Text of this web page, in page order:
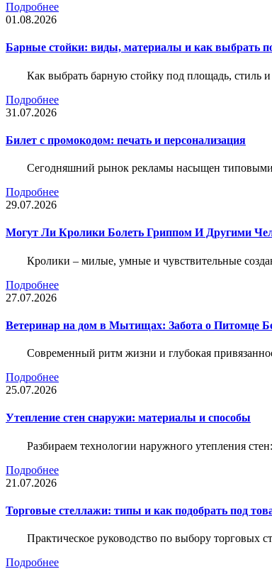
Подробнее
01.08.2026
Барные стойки: виды, материалы и как выбрать
Как выбрать барную стойку под площадь, стиль и
Подробнее
31.07.2026
Билет c промокодом: печать и персонализация
Сегодняшний рынок рекламы насыщен типовыми
Подробнее
29.07.2026
Могут Ли Кролики Болеть Гриппом И Другими
Кролики – милые, умные и чувствительные
Подробнее
27.07.2026
Ветеринар на дом в Мытищах: Забота о Питомце
Современный ритм жизни и глубокая
Подробнее
25.07.2026
Утепление стен снаружи: материалы и способы
Разбираем технологии наружного утепления
Подробнее
21.07.2026
Торговые стеллажи: типы и как подобрать под
Практическое руководство по выбору торговых
Подробнее